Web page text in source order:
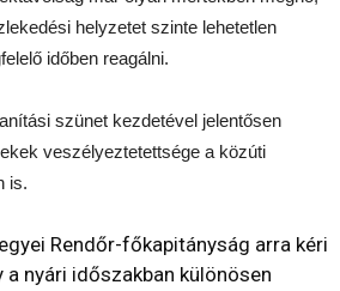
helyzetet szinte lehetetlen
időben reagálni.
szünet kezdetével jelentősen
veszélyeztetettsége a közúti
is.
Rendőr-főkapitányság arra kéri
a nyári időszakban különösen